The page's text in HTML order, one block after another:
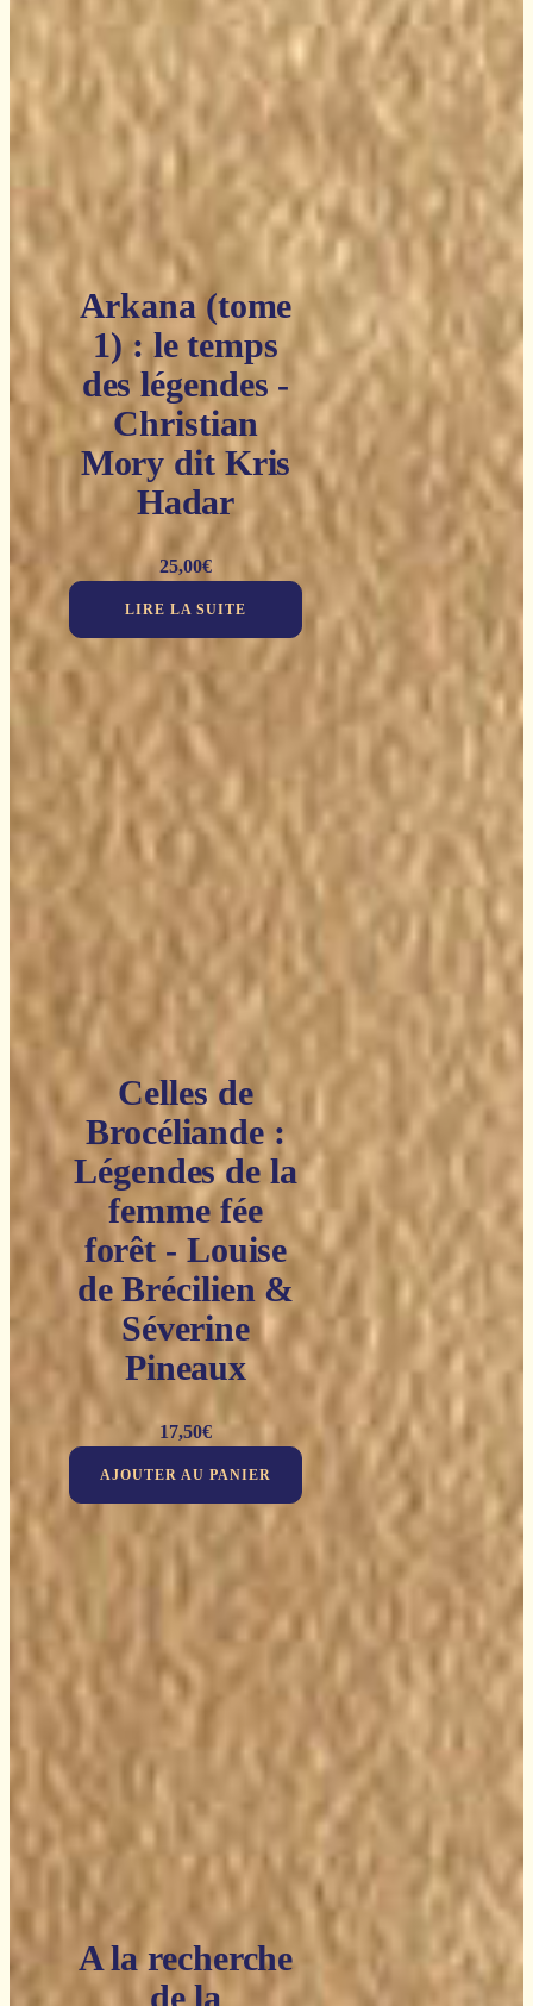
Arkana (tome
1) : le temps
des légendes -
Christian
Mory dit Kris
Hadar
25,00€
LIRE LA SUITE
Celles de
Brocéliande :
Légendes de la
femme fée
forêt - Louise
de Brécilien &
Séverine
Pineaux
17,50€
AJOUTER AU PANIER
A la recherche
de la